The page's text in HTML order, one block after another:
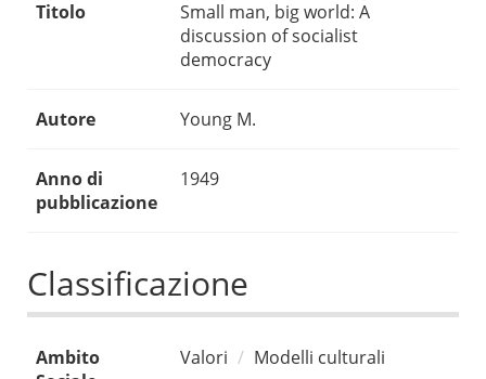
Titolo
Small man, big world: A
discussion of socialist
democracy
Autore Young M.
Anno di
pubblicazione
1949
Classificazione
Ambito
Valori Modelli culturali